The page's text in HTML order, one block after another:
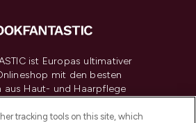
ist Europas ultimativer
mit den besten
aus Haut- und Haarpflege
Marken. Shoppe online
tracking tools on this site, which